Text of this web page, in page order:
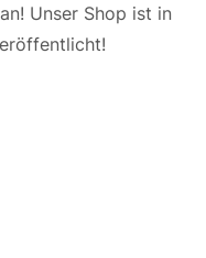
Unser Shop ist in